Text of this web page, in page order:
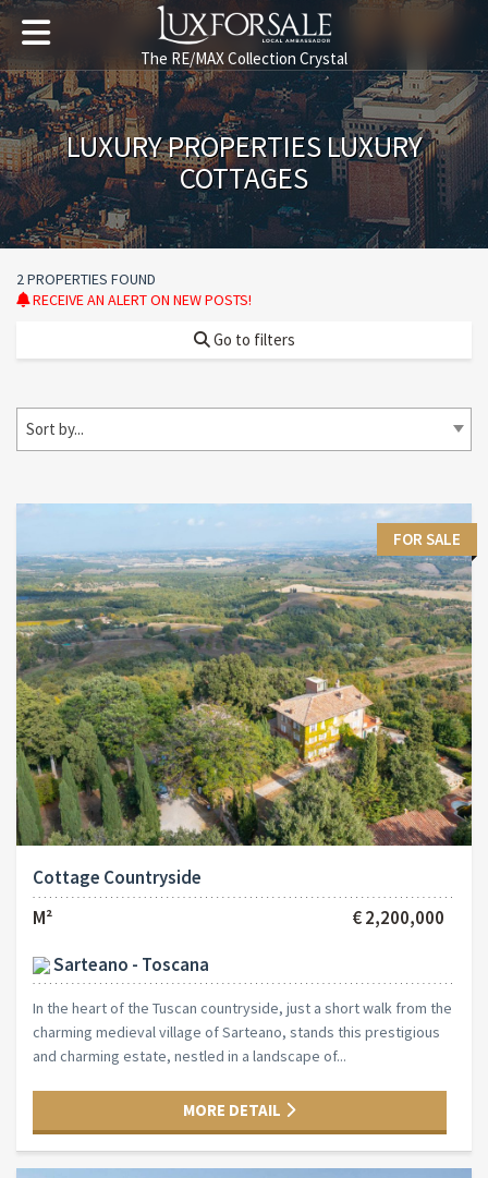
The RE/MAX Collection Crystal
LUXURY PROPERTIES LUXURY
COTTAGES
2 PROPERTIES FOUND
RECEIVE AN ALERT ON NEW POSTS!
Go to filters
Sort by...
FOR SALE
Cottage Countryside
M²
€ 2,200,000
Sarteano - Toscana
In the heart of the Tuscan countryside, just a short walk from the
charming medieval village of Sarteano, stands this prestigious
and charming estate, nestled in a landscape of...
MORE DETAIL